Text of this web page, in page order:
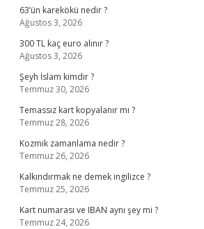
63’ün karekökü nedir ?
Ağustos 3, 2026
300 TL kaç euro alınır ?
Ağustos 3, 2026
Şeyh İslam kimdir ?
Temmuz 30, 2026
Temassız kart kopyalanır mı ?
Temmuz 28, 2026
Kozmik zamanlama nedir ?
Temmuz 26, 2026
Kalkındırmak ne demek ingilizce ?
Temmuz 25, 2026
Kart numarası ve IBAN aynı şey mi ?
Temmuz 24, 2026